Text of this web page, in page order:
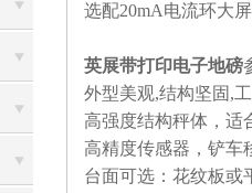
选配20mA电流环大
英展带打印电子地磅
外型美观,结构坚固,
高强度结构秤体，适
高精度传感器，铲车
台面可选：花纹板或